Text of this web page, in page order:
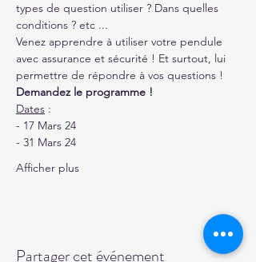
types de question utiliser ? Dans quelles
conditions ? etc ...
Venez apprendre à utiliser votre pendule
avec assurance et sécurité ! Et surtout, lui
permettre de répondre à vos questions !
Demandez le programme !
Dates :
- 17 Mars 24
- 31 Mars 24
Afficher plus
Partager cet événement